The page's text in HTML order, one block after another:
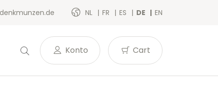
NL FR ES DE EN
Konto Cart